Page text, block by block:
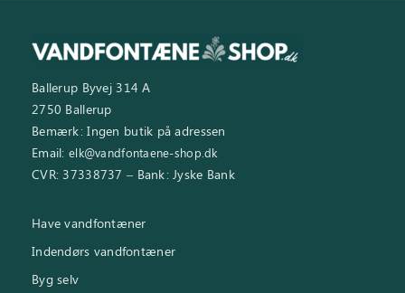
Ballerup Byvej 314 A
2750 Ballerup
Bemærk: Ingen butik på adressen
Email: elk@vandfontaene-shop.dk
CVR: 37338737 – Bank: Jyske Bank
Have vandfontæner
Indendørs vandfontæner
Byg selv